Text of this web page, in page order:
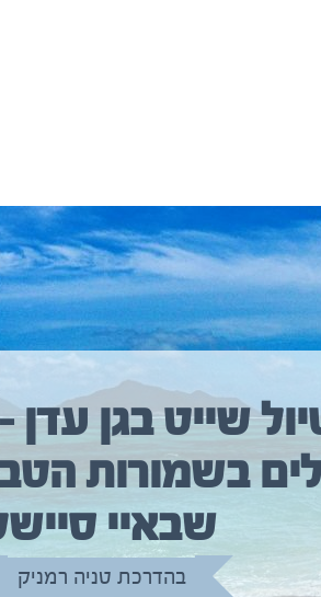
שייט בגן
בשמורות
שבאיי
בהדרכת טניה רמניק